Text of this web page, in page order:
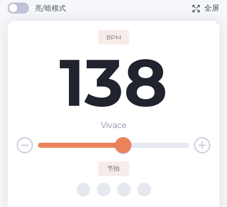
亮/暗模式 全屏
BPM
138
Vivace
节拍